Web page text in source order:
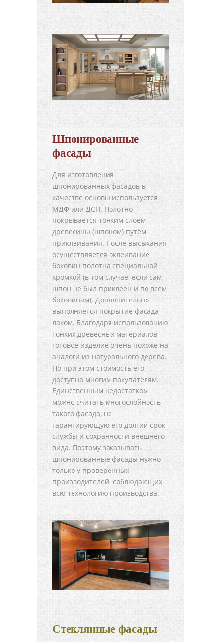
Шпонированные
фасады
Для изготовления
шпонированных фасадов в
качестве основы используется
МДФ или ДСП. Полотно
покрывается тонким слоем
древесины (шпоном) путём
приклеивания. После высыхания
осуществляется оклеивание
боковин полотна специальной
кромкой (в том случае, если сам
шпон не был приклеен и по всем
боковинам). Дополнительно
выполняется покрытие фасада
лаком. Благодаря использованию
тонких древесных материалов
готовое изделие очень похоже на
аналоги из натурального дерева.
Но при этом стоимость его
доступна многим покупателям.
Единственным недостатком
можно считать многослойность
такого фасада, не
гарантирующую его долгий срок
службы и сохранности внешнего
вида. Поэтому заказывать
шпонированные фасады нужно
только у проверенных
производителей: соблюдающих
всю технологию производства.
Стеклянные фасады